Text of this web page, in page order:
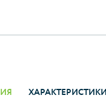
ХАРАКТЕРИСТИКИ